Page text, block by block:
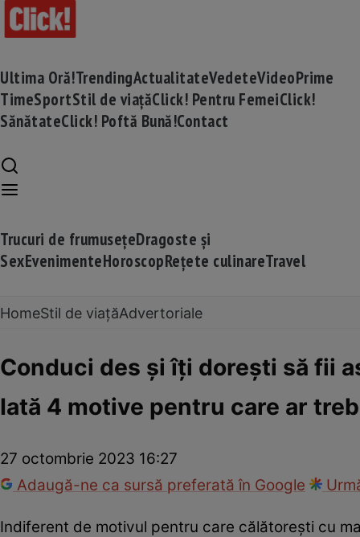
Ultima Oră!TrendingActualitateVedeteVideoPrime
TimeSportStil de viațăClick! Pentru FemeiClick!
SănătateClick! Poftă Bună!Contact
Trucuri de frumusețeDragoste și
SexEvenimenteHoroscopRețete culinareTravel
HomeStil de viațăAdvertoriale
Conduci des și îți dorești să fii
Iată 4 motive pentru care ar
27 octombrie 2023 16:27
Adaugă-ne ca sursă preferată în Google
Indiferent de motivul pentru care călătorești cu